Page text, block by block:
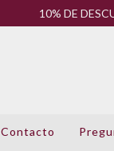
10% DE
Contacto